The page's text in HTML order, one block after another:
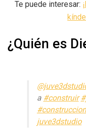
Te puede interesar:
¿Quién es
a #construir
#construccion
juve3dstudio